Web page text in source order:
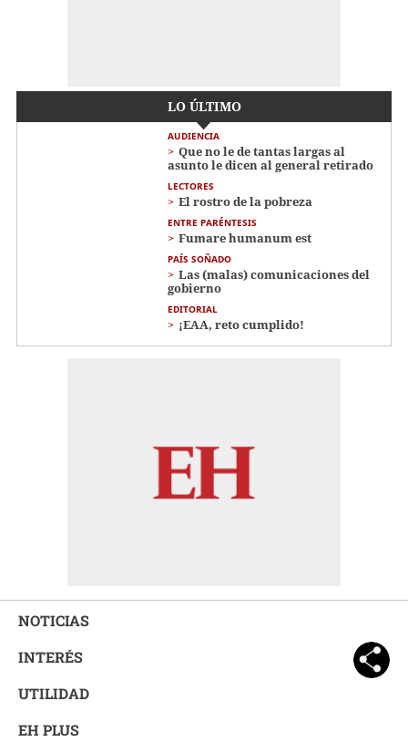
LO ÚLTIMO
AUDIENCIA
Que no le de tantas largas al
asunto le dicen al general retirado
LECTORES
El rostro de la pobreza
ENTRE PARÉNTESIS
Fumare humanum est
PAÍS SOÑADO
Las (malas) comunicaciones del
gobierno
EDITORIAL
¡EAA, reto cumplido!
NOTICIAS
INTERÉS
UTILIDAD
EH PLUS